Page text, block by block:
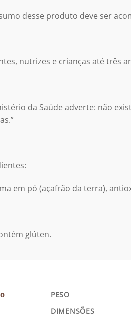
desse produto deve ser
nutrizes e crianças até três
da Saúde adverte: não
em pó (açafrão da terra),
glúten.
PESO
DIMENSÕES